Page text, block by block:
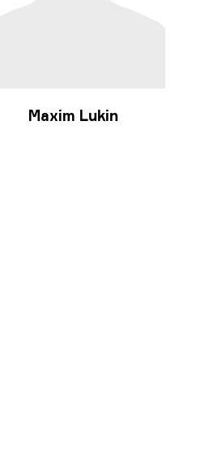
Maxim Lukin